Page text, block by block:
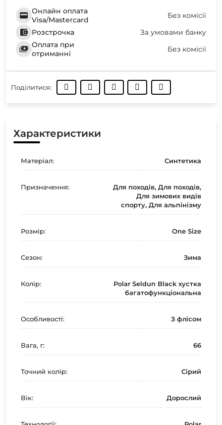
Онлайн оплата
Visa/Mastercard
Без комісії
Розстрочка
За умовами банку
Оплата при
отриманні
Без комісії
Поділитися:
Характеристики
Матеріал: Синтетика
Призначення:
Для походів, Для походів,
Для зимових видів
спорту, Для альпінізму
Розмір: One Size
Сезон: Зима
Колір:
Polar Seldun Black хустка
багатофункціональна
Особливості: З флісом
Вага, г: 66
Точний колір: Сірий
Вік: Дорослий